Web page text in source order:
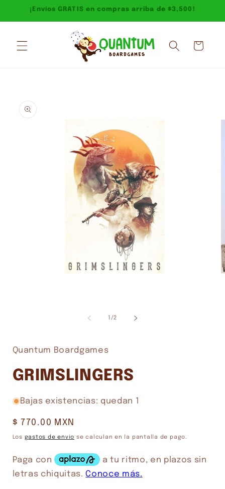
directamente
al contenido
¡Envíos GRATIS en compras arriba de $3,500!
Carrito
información
ventana
modal
1 /de
2
Quantum Boardgames
GRIMSLINGERS
Bajas existencias: quedan 1
Precio
habitual
$ 770.00 MXN
Los gastos de envío se calculan en la pantalla de pago.